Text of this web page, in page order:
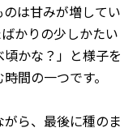
は甘みが増してい
かりの少しかたい
かな？」と様子を
間の一つです。
ら、最後に種のま